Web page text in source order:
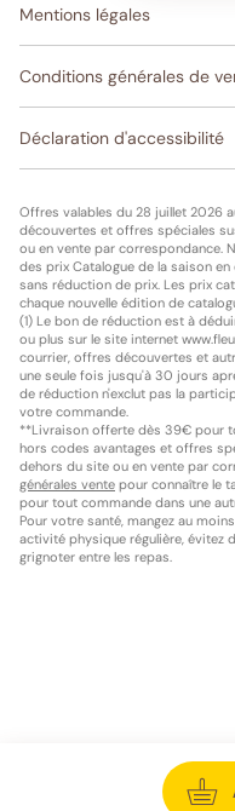
Mentions légales
Conditions générales de
Déclaration d'accessibilité
Offres valables du 28 juillet 2026
découvertes et offres spéciales
ou en vente par correspondance.
des prix Catalogue de la saison
sans réduction de prix. Les prix
chaque nouvelle édition de
(1) Le bon de réduction est à
ou plus sur le site internet
courrier, offres découvertes et
une seule fois jusqu'à 30 jours
de réduction n'exclut pas la
votre commande.
**Livraison offerte dès 39€ pour
hors codes avantages et offres
dehors du site ou en vente par
générales vente pour connaître le
pour tout commande dans une
Pour votre santé, mangez au
activité physique régulière, évitez
grignoter entre les repas.